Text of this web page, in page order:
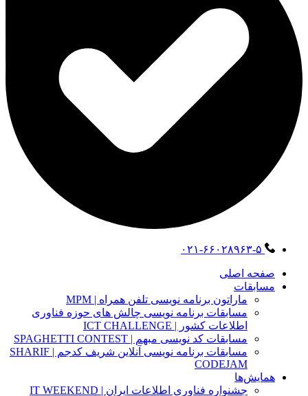
۰۲۱-۶۶۰۲۸۹۶۳-۵
صفحه اصلی
مسابقات
ماراتون برنامه نویسی تلفن همراه | MPM
مسابقات برنامه نویسی چالش های حوزه فناوری
اطلاعات کشور | ICT CHALLENGE
مسابقات کد نویسی مبهم | SPAGHETTI CONTEST
مسابقات برنامه نویسی آنلاین شریف کدجم | SHARIF
CODEJAM
همایش‌ها
جشنواره فناوری اطلاعات ایران | IT WEEKEND